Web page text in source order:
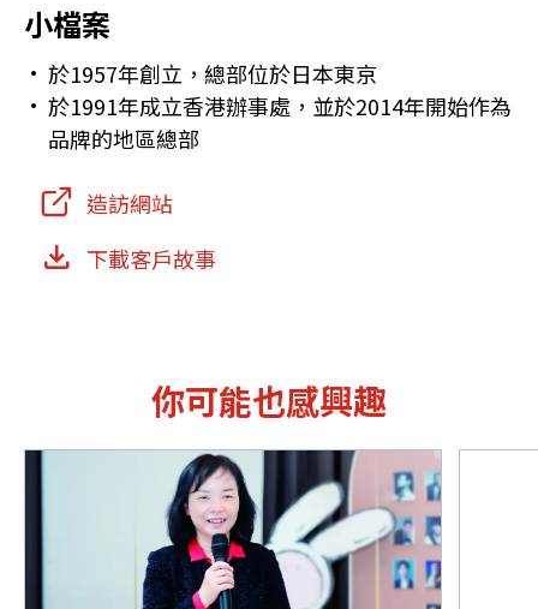
小檔案
於1957年創立，總部位於日本東京
於1991年成立香港辦事處，並於2014年開始作為
品牌的地區總部
造訪網站
下載客戶故事
你可能也感興趣